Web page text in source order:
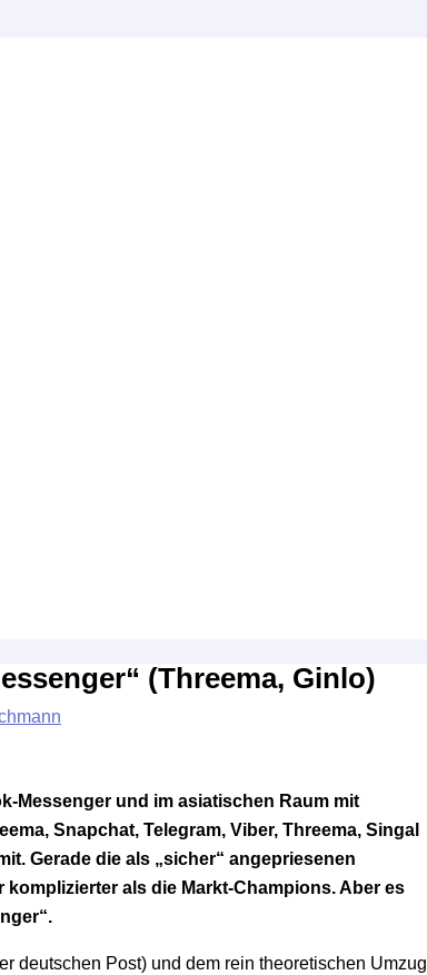
(Threema, Ginlo)
Messenger und im asiatischen Raum mit
Snapchat, Telegram, Viber, Threema, Singal
Gerade die als „sicher“ angepriesenen
als die Markt-Champions. Aber es
deutschen Post) und dem rein theoretischen Umzug